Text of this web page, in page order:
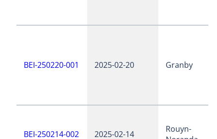
BEI-250220-001 2025-02-20 Granby
BEI-250214-002 2025-02-14
Rouyn-